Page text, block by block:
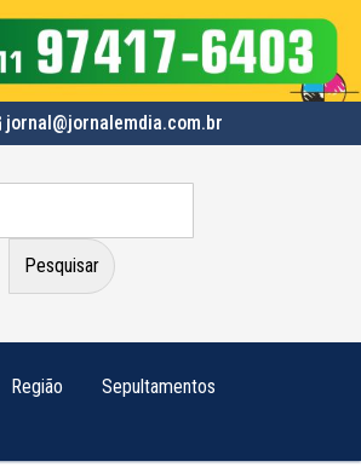
jornal@jornalemdia.com.br
Região Sepultamentos